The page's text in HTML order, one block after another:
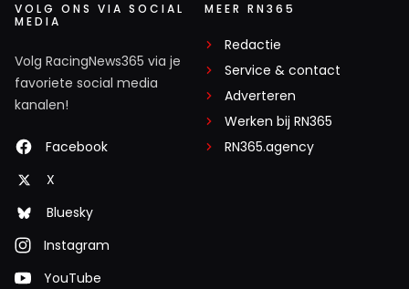
VOLG ONS VIA SOCIAL
MEDIA
Volg RacingNews365 via je
favoriete social media
kanalen!
Facebook
X
Bluesky
Instagram
YouTube
MEER RN365
Redactie
Service & contact
Adverteren
Werken bij RN365
RN365.agency